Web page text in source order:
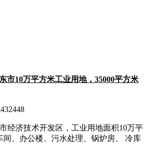
市10万平方米工业用地，35000平方米
经济技术开发区，工业用地面积10万平
间、办公楼、污水处理、锅炉房、 冷库